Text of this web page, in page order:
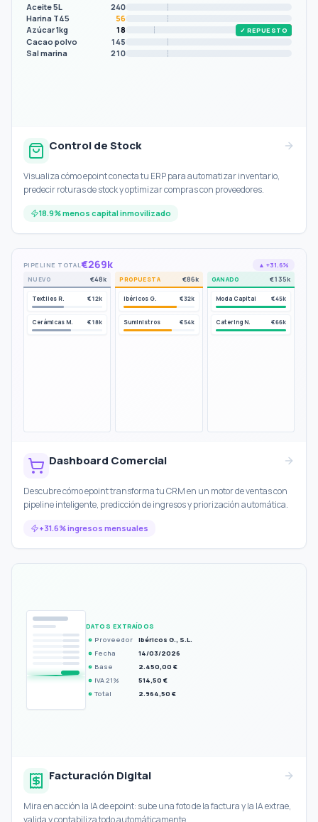
Aceite 5L
240
Harina T45
56
Azúcar 1kg
18 ▲ REPONER
✓ REPUESTO
Cacao polvo
145
Sal marina
210
Control de Stock
Visualiza cómo epoint conecta tu ERP para automatizar inventario,
predecir roturas de stock y optimizar compras con proveedores.
18.9% menos capital inmovilizado
PIPELINE TOTAL €269k ▲ +31.6%
NUEVO €48k
Textiles R. €12k
Cerámicas M. €18k
PROPUESTA €86k
Ibéricos G. €32k
Suministros €54k
GANADO €135k
Moda Capital €45k
Catering N. €66k
Dashboard Comercial
Descubre cómo epoint transforma tu CRM en un motor de ventas con
pipeline inteligente, predicción de ingresos y priorización automática.
+31.6% ingresos mensuales
DATOS EXTRAÍDOS
✓ Proveedor Ibéricos G., S.L.
✓ Fecha 14/03/2026
✓ Base 2.450,00 €
✓ IVA 21% 514,50 €
✓ Total 2.964,50 €
Facturación Digital
Mira en acción la IA de epoint: sube una foto de la factura y la IA extrae,
valida y contabiliza todo automáticamente.